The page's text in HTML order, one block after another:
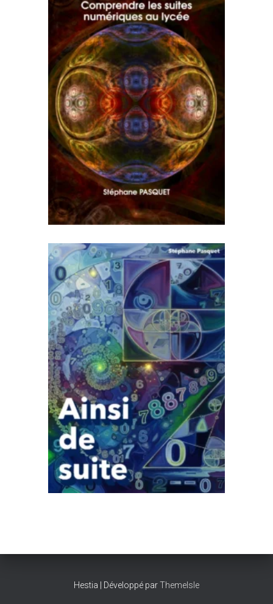
Hestia | Développé parThemeIsle